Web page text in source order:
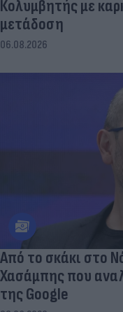
Κολυμβητής με
μετάδοση
06.08.2026
Από το σκάκι στο
Χασάμπης που
της Google